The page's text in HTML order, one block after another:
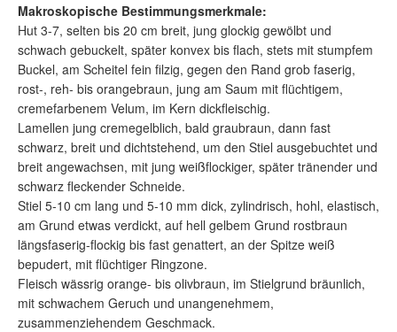
Makroskopische Bestimmungsmerkmale:
Hut 3-7, selten bis 20 cm breit, jung glockig gewölbt und
schwach gebuckelt, später konvex bis flach, stets mit stumpfem
Buckel, am Scheitel fein filzig, gegen den Rand grob faserig,
rost-, reh- bis orangebraun, jung am Saum mit flüchtigem,
cremefarbenem Velum, im Kern dickfleischig.
Lamellen jung cremegelblich, bald graubraun, dann fast
schwarz, breit und dichtstehend, um den Stiel ausgebuchtet und
breit angewachsen, mit jung weißflockiger, später tränender und
schwarz fleckender Schneide.
Stiel 5-10 cm lang und 5-10 mm dick, zylindrisch, hohl, elastisch,
am Grund etwas verdickt, auf hell gelbem Grund rostbraun
längsfaserig-flockig bis fast genattert, an der Spitze weiß
bepudert, mit flüchtiger Ringzone.
Fleisch wässrig orange- bis olivbraun, im Stielgrund bräunlich,
mit schwachem Geruch und unangenehmem,
zusammenziehendem Geschmack.